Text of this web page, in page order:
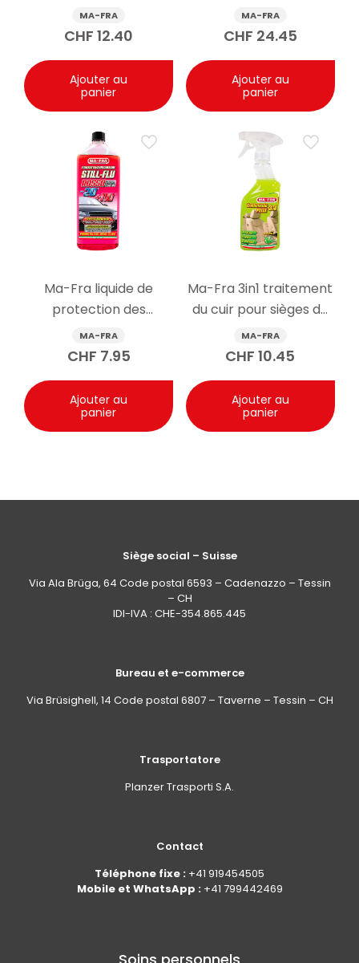
spray 400ml
MA-FRA
CHF 12.40
Ajouter au
panier
MA-FRA
CHF 24.45
Ajouter au
panier
Ma-Fra liquide de
protection des
radiateurs Still Flu
Universal Red -20 °C
MA-FRA
CHF 7.95
Ajouter au
panier
Ma-Fra 3in1 traitement
du cuir pour sièges de
voiture 500 ml
MA-FRA
CHF 10.45
Ajouter au
panier
Siège social – Suisse
Via Ala Brüga, 64 Code postal 6593 – Cadenazzo – Tessin
– CH
IDI-IVA : CHE-354.865.445
Bureau et e-commerce
Via Brüsighell, 14 Code postal 6807 – Taverne – Tessin – CH
Trasportatore
Planzer Trasporti S.A.
Contact
Téléphone fixe : +41 919454505
Mobile et WhatsApp : +41 799442469